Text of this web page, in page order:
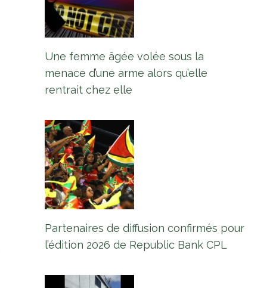
Une femme âgée volée sous la
menace d’une arme alors qu’elle
rentrait chez elle
Partenaires de diffusion confirmés pour
l’édition 2026 de Republic Bank CPL